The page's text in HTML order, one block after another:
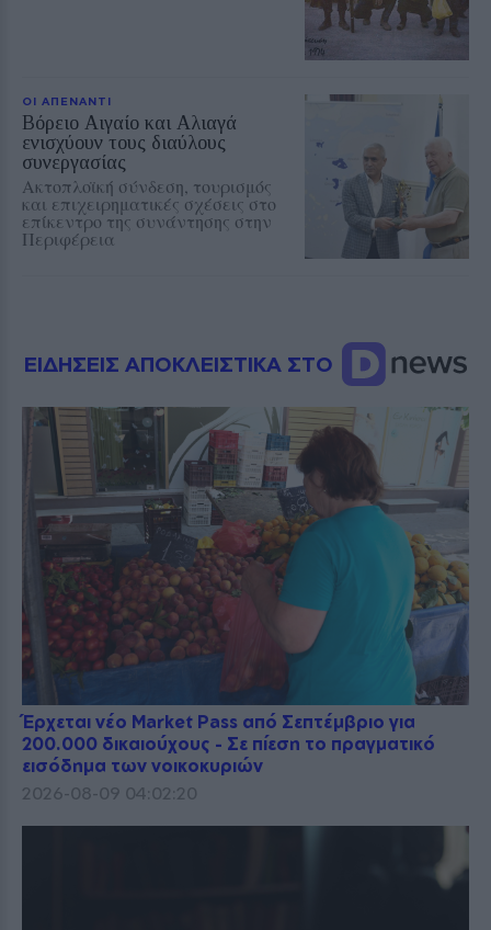
ΟΙ ΑΠΕΝΑΝΤΙ
Βόρειο Αιγαίο και Αλιαγά
ενισχύουν τους διαύλους
συνεργασίας
Ακτοπλοϊκή σύνδεση, τουρισμός
και επιχειρηματικές σχέσεις στο
επίκεντρο της συνάντησης στην
Περιφέρεια
ΕΙΔΗΣΕΙΣ ΑΠΟΚΛΕΙΣΤΙΚΑ ΣΤΟ
Έρχεται νέο Market Pass από Σεπτέμβριο για
200.000 δικαιούχους - Σε πίεση το πραγματικό
εισόδημα των νοικοκυριών
2026-08-09 04:02:20